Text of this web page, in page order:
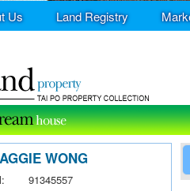
Us Land Registry
WONG
91345557